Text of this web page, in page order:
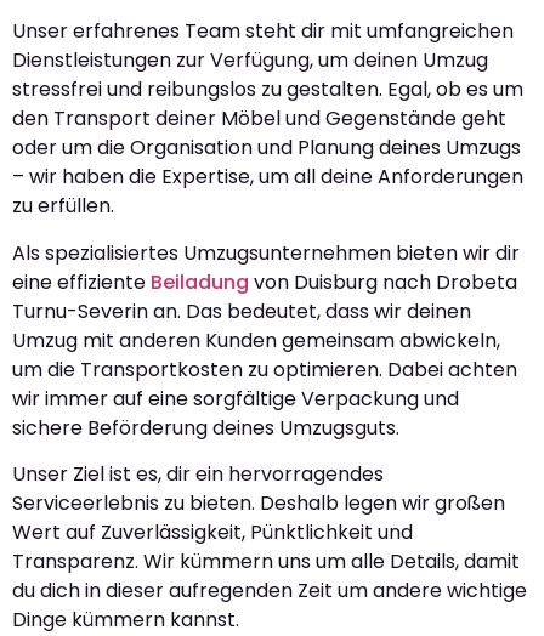
Unser erfahrenes Team steht dir mit umfangreichen
Dienstleistungen zur Verfügung, um deinen Umzug
stressfrei und reibungslos zu gestalten. Egal, ob es um
den Transport deiner Möbel und Gegenstände geht
oder um die Organisation und Planung deines Umzugs
– wir haben die Expertise, um all deine Anforderungen
zu erfüllen.
Als spezialisiertes Umzugsunternehmen bieten wir dir
eine effiziente Beiladung von Duisburg nach Drobeta
Turnu-Severin an. Das bedeutet, dass wir deinen
Umzug mit anderen Kunden gemeinsam abwickeln,
um die Transportkosten zu optimieren. Dabei achten
wir immer auf eine sorgfältige Verpackung und
sichere Beförderung deines Umzugsguts.
Unser Ziel ist es, dir ein hervorragendes
Serviceerlebnis zu bieten. Deshalb legen wir großen
Wert auf Zuverlässigkeit, Pünktlichkeit und
Transparenz. Wir kümmern uns um alle Details, damit
du dich in dieser aufregenden Zeit um andere wichtige
Dinge kümmern kannst.